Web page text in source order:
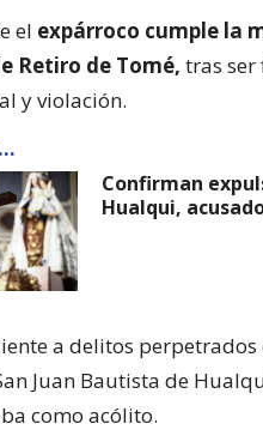
el expárroco cumple la
Retiro de Tomé, tras
y violación.
Confirman
Hualqui,
a delitos
Juan Bautista de
como acólito.